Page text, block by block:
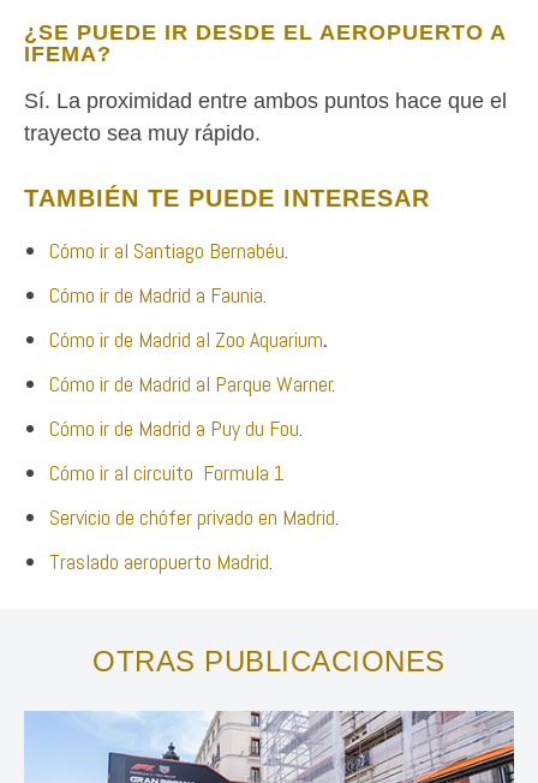
¿SE PUEDE IR DESDE EL AEROPUERTO A
IFEMA?
Sí. La proximidad entre ambos puntos hace que el
trayecto sea muy rápido.
TAMBIÉN TE PUEDE INTERESAR
Cómo ir al Santiago Bernabéu.
Cómo ir de Madrid a Faunia.
Cómo ir de Madrid al Zoo Aquarium.
Cómo ir de Madrid al Parque Warner.
Cómo ir de Madrid a Puy du Fou.
Cómo ir al circuito Formula 1
Servicio de chófer privado en Madrid.
Traslado aeropuerto Madrid.
OTRAS PUBLICACIONES